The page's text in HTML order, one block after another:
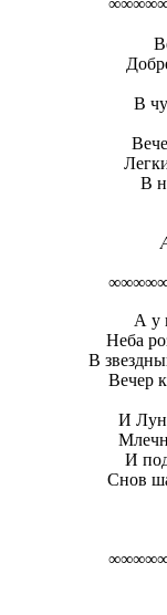
В
В
А у
Неба
В
Вечер
И
И
Снов